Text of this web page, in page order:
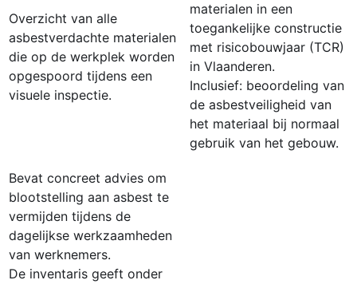
Overzicht van alle
asbestverdachte materialen
die op de werkplek worden
opgespoord tijdens een
visuele inspectie.
materialen in een
toegankelijke constructie
met risicobouwjaar (TCR)
in Vlaanderen.
Inclusief: beoordeling van
de asbestveiligheid van
het materiaal bij normaal
gebruik van het gebouw.
Bevat concreet advies om
blootstelling aan asbest te
vermijden tijdens de
dagelijkse werkzaamheden
van werknemers.
De inventaris geeft onder